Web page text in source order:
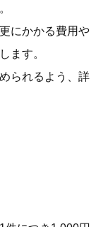
にかかる費用や
ます。
られるよう、詳